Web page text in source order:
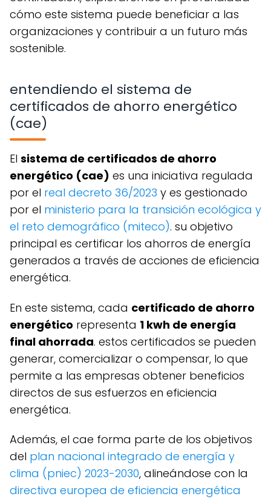
cómo este sistema puede beneficiar a las
organizaciones y contribuir a un futuro más
sostenible.
entendiendo el sistema de
certificados de ahorro energético
(cae)
el sistema de certificados de ahorro
energético (cae) es una iniciativa regulada
por el real decreto 36/2023 y es gestionado
por el ministerio para la transición ecológica y
el reto demográfico (miteco). su objetivo
principal es certificar los ahorros de energía
generados a través de acciones de eficiencia
energética.
en este sistema, cada certificado de ahorro
energético representa 1 kwh de energía
final ahorrada. estos certificados se pueden
generar, comercializar o compensar, lo que
permite a las empresas obtener beneficios
directos de sus esfuerzos en eficiencia
energética.
además, el cae forma parte de los objetivos
del plan nacional integrado de energía y
clima (pniec) 2023-2030, alineándose con la
directiva europea de eficiencia energética